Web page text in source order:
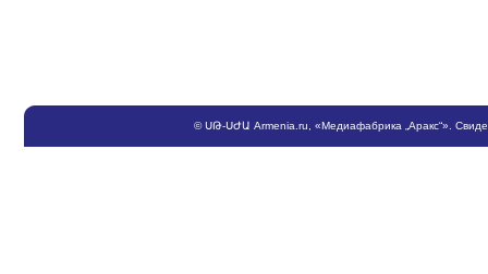
©ՍԹ-ՍԺԱ Armenia.ru , «Медиафабрика „Аракс“».